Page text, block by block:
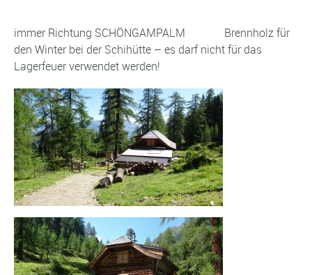
immer Richtung SCHÖNGAMPALM Brennholz für
den Winter bei der Schihütte – es darf nicht für das
Lagerfeuer verwendet werden!